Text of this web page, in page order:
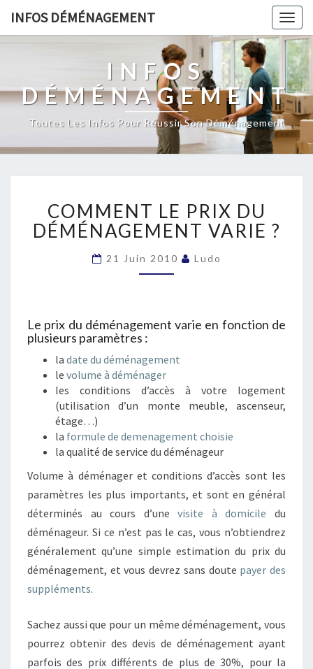
INFOS DÉMÉNAGEMENT
INFOS
DÉMÉNAGEMENT
Toutes Les Infos Pour Réussir Son Déménagement
PRIX
DU
DÉMÉNAGEMENT
VARIE
COMMENT LE PRIX DU
DÉMÉNAGEMENT VARIE ?
21 Juin 2010 Ludo
Le prix du déménagement varie en fonction de
plusieurs paramètres :
la date du déménagement
le volume à déménager
les conditions d’accès à votre logement
(utilisation d’un monte meuble, ascenseur,
étage…)
la formule de demenagement choisie
la qualité de service du déménageur
Volume à déménager et conditions d’accès sont les
paramètres les plus importants, et sont en général
déterminés au cours d’unevisite à domicile du
déménageur. Si ce n’est pas le cas, vous n’obtiendrez
généralement qu’une simple estimation du prix du
déménagement, et vous devrez sans doute payer des
suppléments.
Sachez aussi que pour un même déménagement, vous
pourrez obtenir des devis de déménagement ayant
parfois des prix différents de plus de 30%, pour la